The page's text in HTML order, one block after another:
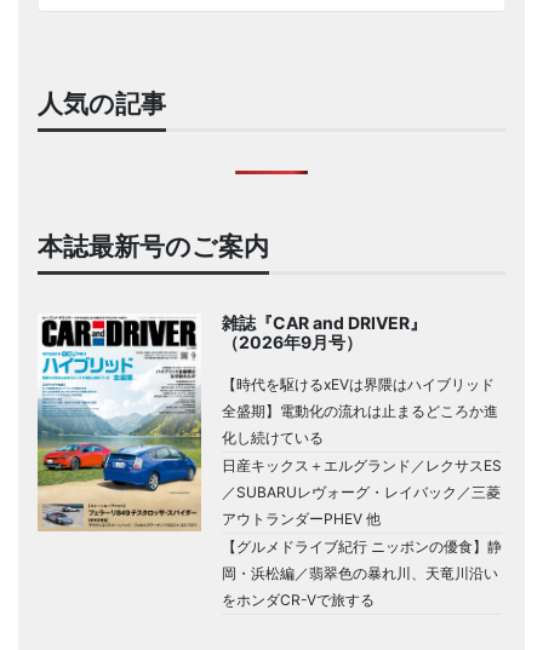
人気の記事
本誌最新号のご案内
雑誌『CAR and DRIVER』
（2026年9月号）
【時代を駆けるxEVは界隈はハイブリッド
全盛期】電動化の流れは止まるどころか進
化し続けている
日産キックス＋エルグランド／レクサスES
／SUBARUレヴォーグ・レイバック／三菱
アウトランダーPHEV 他
【グルメドライブ紀行 ニッポンの優食】静
岡・浜松編／翡翠色の暴れ川、天竜川沿い
をホンダCR-Vで旅する